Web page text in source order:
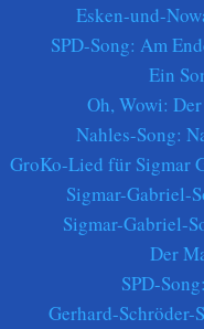
Esken-und-
SPD-Song: Am
Ein
Oh, Wowi:
Nahles-Song:
GroKo-Lied für Sigmar
Sigmar-Gabriel-
Sigmar-Gabriel-
Der
SPD-
Gerhard-Schröder-